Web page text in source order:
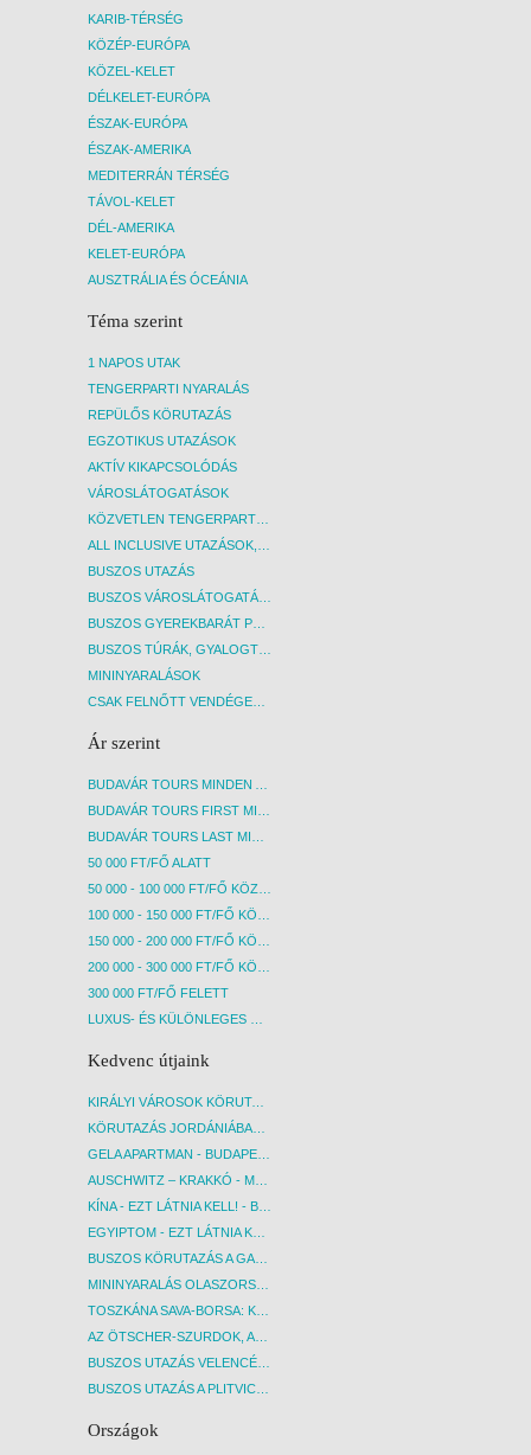
KARIB-TÉRSÉG
KÖZÉP-EURÓPA
KÖZEL-KELET
DÉLKELET-EURÓPA
ÉSZAK-EURÓPA
ÉSZAK-AMERIKA
MEDITERRÁN TÉRSÉG
TÁVOL-KELET
DÉL-AMERIKA
KELET-EURÓPA
AUSZTRÁLIA ÉS ÓCEÁNIA
Téma szerint
1 NAPOS UTAK
TENGERPARTI NYARALÁS
REPÜLŐS KÖRUTAZÁS
EGZOTIKUS UTAZÁSOK
AKTÍV KIKAPCSOLÓDÁS
VÁROSLÁTOGATÁSOK
KÖZVETLEN TENGERPARTI SZÁLLÁSOK
ALL INCLUSIVE UTAZÁSOK, NYARALÁSOK
BUSZOS UTAZÁS
BUSZOS VÁROSLÁTOGATÁSOK
BUSZOS GYEREKBARÁT PROGRAMOK
BUSZOS TÚRÁK, GYALOGTÚRÁK
MININYARALÁSOK
CSAK FELNŐTT VENDÉGEKET FOGADÓ SZÁLLÁSOK
Ár szerint
BUDAVÁR TOURS MINDEN AKCIÓS ÚT
BUDAVÁR TOURS FIRST MINUTE AKCIÓS UTAK
BUDAVÁR TOURS LAST MINUTE AKCIÓS UTAK
50 000 FT/FŐ ALATT
50 000 - 100 000 FT/FŐ KÖZÖTT
100 000 - 150 000 FT/FŐ KÖZÖTT
150 000 - 200 000 FT/FŐ KÖZÖTT
200 000 - 300 000 FT/FŐ KÖZÖTT
300 000 FT/FŐ FELETT
LUXUS- ÉS KÜLÖNLEGES UTAK
Kedvenc útjaink
KIRÁLYI VÁROSOK KÖRUTAZÁS KÖZVETLEN REPÜLŐJÁRATTAL - BUDAPEST, REPÜLŐ
KÖRUTAZÁS JORDÁNIÁBAN, HOLT-TENGERI PIHENÉSSEL - BUDAPEST, REPÜLŐ
GELA APARTMAN - BUDAPEST, REPÜLŐ
AUSCHWITZ – KRAKKÓ - MEGRÁZÓ IDŐUTAZÁS! - BUDAPEST, BUSZ
KÍNA - EZT LÁTNIA KELL! - BUDAPEST, REPÜLŐ
EGYIPTOM - EZT LÁTNIA KELL! - BUDAPEST, REPÜLŐ
BUSZOS KÖRUTAZÁS A GARDA-TÓ KÖRNYÉKÉN - BUDAPEST, BUSZ
MININYARALÁS OLASZORSZÁGBAN: ÉSZAK-OLASZ GYÖNGYSZEMEK NYOMÁBAN - BUDAPEST, BUSZ
TOSZKÁNA SAVA-BORSA: KÓSTOLÓK ÉS KULTURÁLIS UTAZÁS - BUDAPEST, BUSZ
AZ ÖTSCHER-SZURDOK, AUSZTRIA GRAND CANYONJA - BUDAPEST, BUSZ
BUSZOS UTAZÁS VELENCÉBE - BUDAPEST, BUSZ
BUSZOS UTAZÁS A PLITVICEI-TAVAK NEMZETI PARKBA - BUDAPEST, BUSZ
Országok